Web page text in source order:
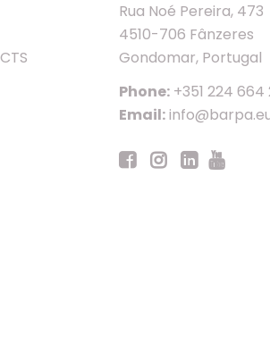
Rua Noé Pereira, 473
4510-706 Fânzeres
Gondomar, Portugal
Phone:+351 224 664
Email: